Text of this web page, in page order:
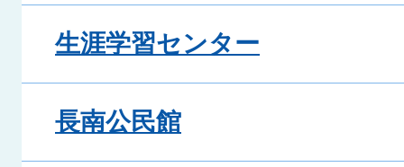
生涯学習センター
長南公民館